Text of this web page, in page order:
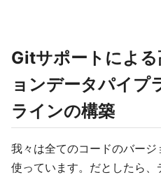
Gitサポートによ
ョンデータパイプ
ラインの構築
我々は全てのコードのバー
使っています。だとしたら